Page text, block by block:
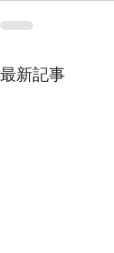
最新記事